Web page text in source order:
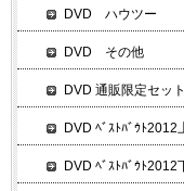
DVD ハウツー
DVD その他
DVD 通販限定セット
DVD ﾍﾞｽﾄﾊﾞｳﾄ2012
DVD ﾍﾞｽﾄﾊﾞｳﾄ2012